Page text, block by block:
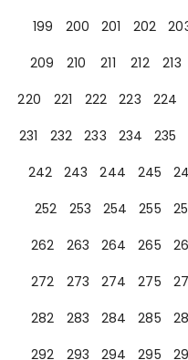
199
200 201 202
209
210 211 212 213
220
221 222 223 224
231
232 233 234 235
242
243 244 245
252
253 254 255
262
263 264 265
272
273 274 275
282
283 284 285
292
293 294 295